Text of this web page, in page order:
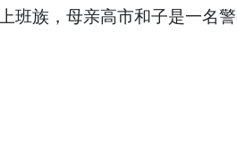
族，母亲高市和子是一名